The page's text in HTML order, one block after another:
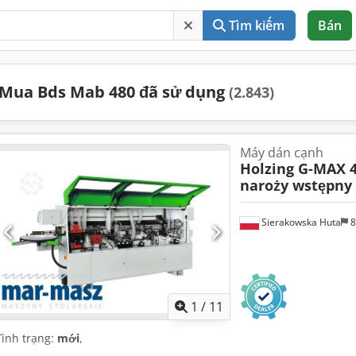
Tìm kiếm Bán
Bds Mab 480 đã sử dụng (2.843)
1 / 11
Sierakowska Huta
Máy dán cạnh
Holzing G-MAX
naroży
trạng: mới,